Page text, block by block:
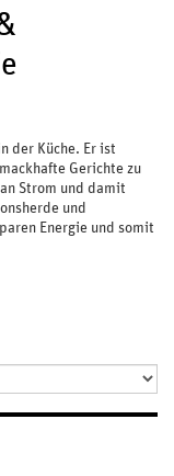
der Küche. Er ist
Gerichte zu
Strom und damit
und
Energie und somit